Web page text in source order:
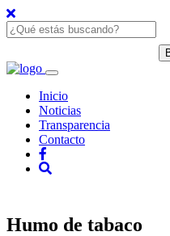
Inicio
Noticias
Transparencia
Contacto
Humo de tabaco